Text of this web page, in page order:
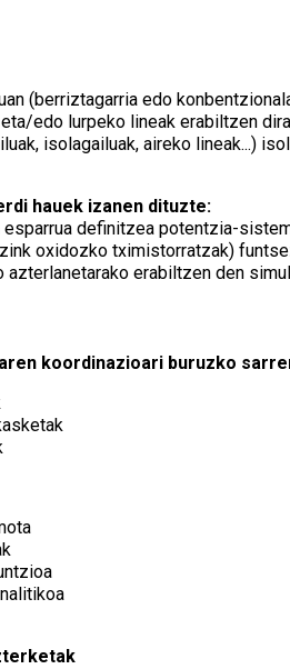
(berriztagarria edo
edo lurpeko lineak erabiltzen
isolagailuak, aireko lineak...)
hauek izanen dituzte:
definitzea potentzia-
oxidozko tximistorratzak)
azterlanetarako erabiltzen den
koordinazioari buruzko